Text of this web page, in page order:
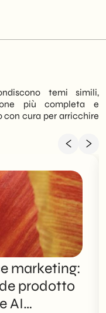
temi simili,
più completa e
cura per arricchire
marketing:
prodotto
AI